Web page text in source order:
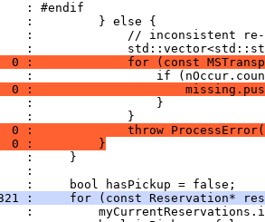
: #endif
:         } else {
:             // inconsistent
:
0 :             for (const
:                 if
0 :
:                 }
:             }
0 :             throw
0 :         }
:     }
:
:     bool hasPickup = false;
:     for (const Reservation*
: